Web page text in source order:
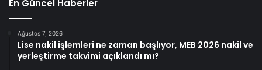
En Güncel Haberler
Ağustos 7, 2026
Lise nakil işlemleri ne zaman başlıyor, MEB 2026 nakil ve
yerleştirme takvimi açıklandı mı?